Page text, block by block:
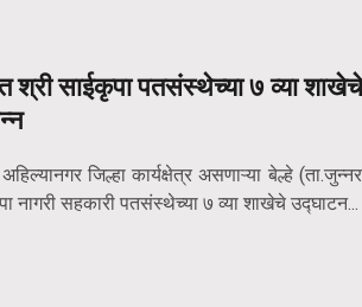
श्री साईकृपा पतसंस्थेच्या ७ व्या शाखेचे
जिल्हा कार्यक्षेत्र असणाऱ्या बेल्हे
नागरी सहकारी पतसंस्थेच्या ७ व्या शाखेचे उद्घाटन...